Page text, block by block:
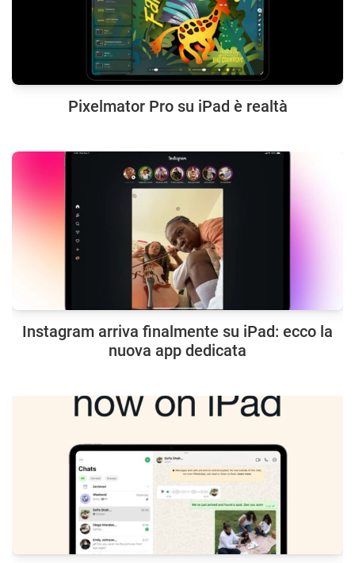
Pixelmator Pro su iPad è realtà
Instagram arriva finalmente su iPad: ecco la
nuova app dedicata